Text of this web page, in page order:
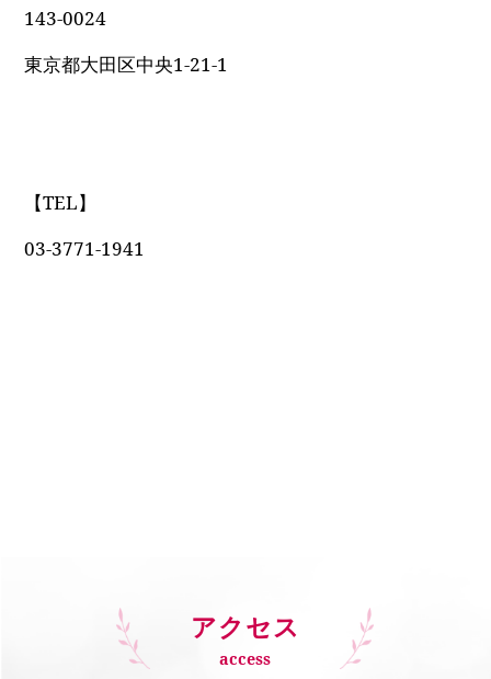
143-0024
東京都大田区中央1-21-1
【TEL】
03-3771-1941
アクセス
access